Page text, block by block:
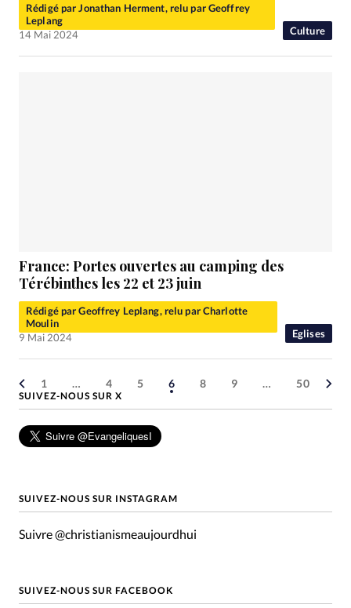
Culture
Rédigé par Jonathan Herment, relu par Geoffrey
Leplang
14 Mai 2024
Eglises
France: Portes ouvertes au camping des
Térébinthes les 22 et 23 juin
Rédigé par Geoffrey Leplang, relu par Charlotte
Moulin
9 Mai 2024
1 … 4 5 6 8 9 … 50
SUIVEZ-NOUS SUR X
SUIVEZ-NOUS SUR INSTAGRAM
Suivre @christianismeaujourdhui
SUIVEZ-NOUS SUR FACEBOOK